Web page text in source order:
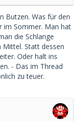
Butzen. Was für den
im Sommer. Man hat
die Schlange
Mittel. Statt dessen
Oder halt ins
- Das im Thread
zu teuer.